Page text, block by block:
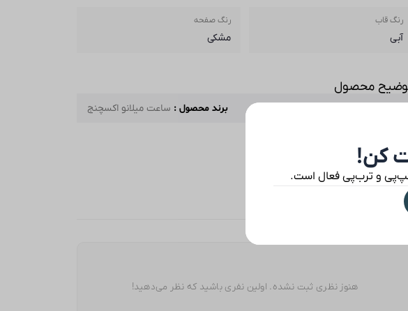
رنگ قاب
آبی
رنگ صفحه
مشکی
محصول
برند محصول : ساعت میلانو اکسچنج
مشتریان
هنوز نظری ثبت نشده. اولین نفری باشید که نظر می‌دهید!
کن!
و ترب‌پی فعال است.